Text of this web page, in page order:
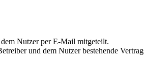
Nutzer per E-Mail mitgeteilt.
und dem Nutzer bestehende